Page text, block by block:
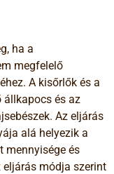
ha a
megfelelő
A kisőrlők és a
állkapocs és az
Az eljárás
alá helyezik a
mennyisége és
módja szerint